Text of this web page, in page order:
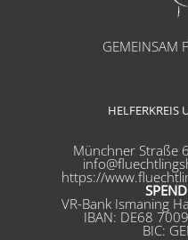
GEMEINSAM
HELFERKREIS
Münchner Straße
https://
VR-Bank Ismaning
IBAN: DE68
BIC: